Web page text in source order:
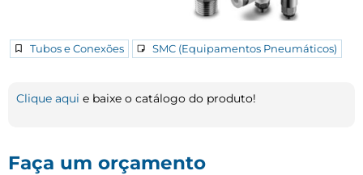
Tubos e Conexões SMC (Equipamentos Pneumáticos)
Clique aqui e baixe o catálogo do produto!
Faça um orçamento